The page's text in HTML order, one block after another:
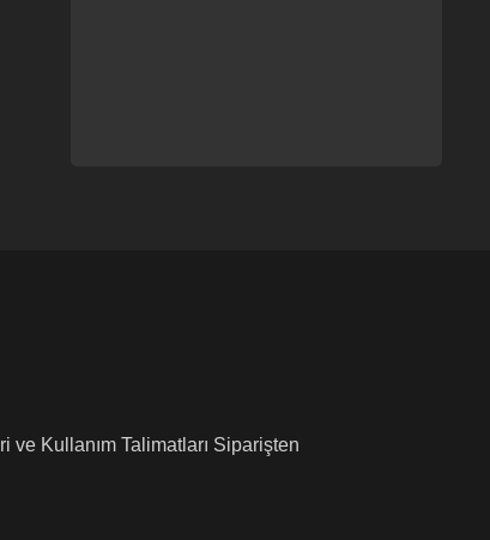
ve Kullanım Talimatları Siparişten